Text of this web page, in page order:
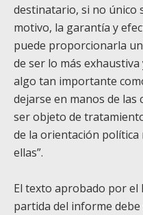
destinatario, si no único
motivo, la garantía y
puede proporcionarla
de ser lo más
algo tan importante
dejarse en manos de
ser objeto de
de la orientación política
ellas”.
El texto aprobado por el
partida del informe debe